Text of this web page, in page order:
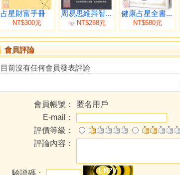
占星財富手冊
NT$300元
周易思維與智...
9折 NT$288元
健康占星全書...
NT$580元
會員評論
目前沒有任何會員發表評論
會員帳號：
匿名用戶
E-mail：
評價等級：
評論內容：
驗證碼：